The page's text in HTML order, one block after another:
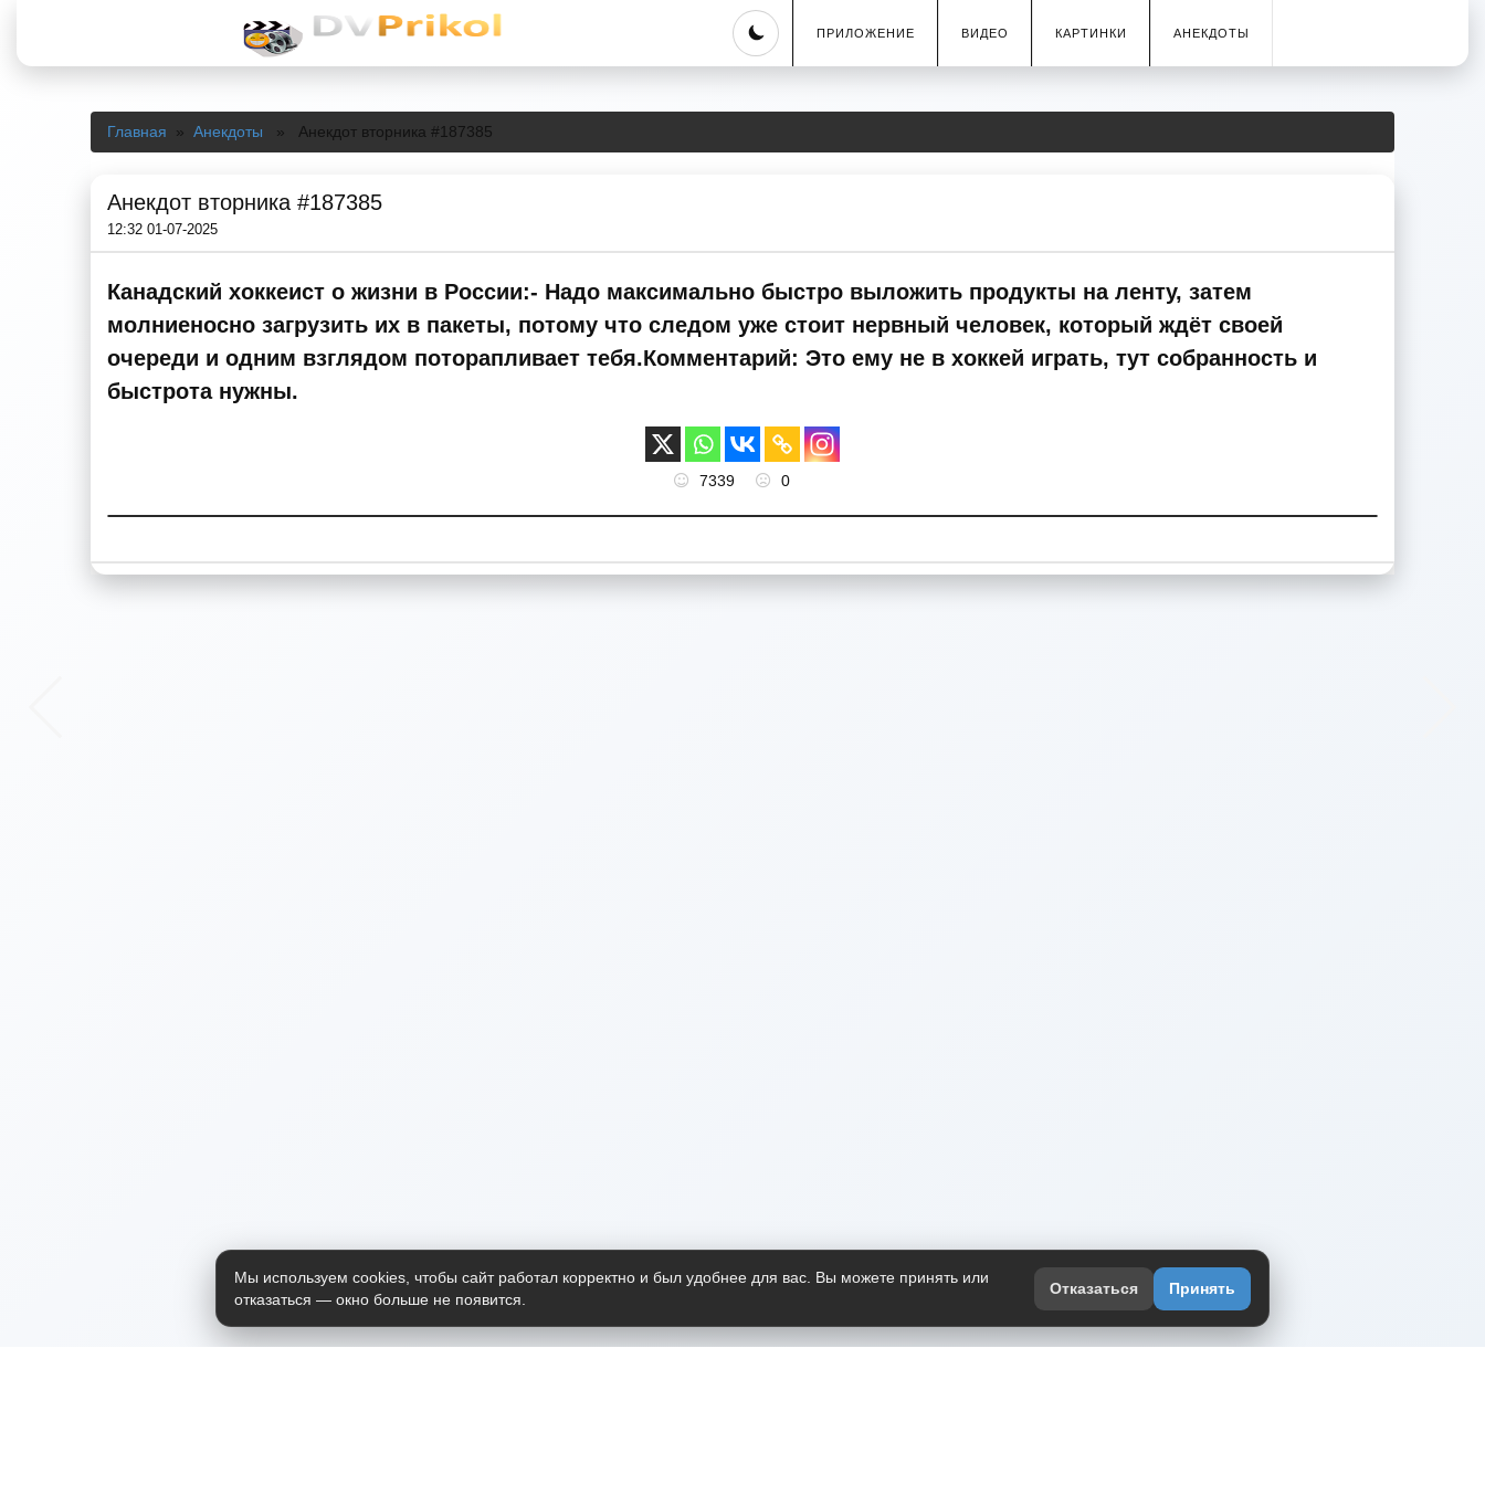
Skip
ПРИЛОЖЕНИЕ ВИДЕО КАРТИНКИ АНЕКДОТЫ
Главная » Анекдоты » Анекдот вторника #187385
Анекдот вторника #187385
12:32 01-07-2025
Канадский хоккеист о жизни в России:- Надо максимально быстро выложить продукты на ленту, затем
молниеносно загрузить их в пакеты, потому что следом уже стоит нервный человек, который ждёт своей
очереди и одним взглядом поторапливает тебя.Комментарий: Это ему не в хоккей играть, тут собранность и
быстрота нужны.
7339 0
Мы используем cookies, чтобы сайт работал корректно и был удобнее для вас. Вы можете принять или
отказаться — окно больше не появится.
Отказаться Принять